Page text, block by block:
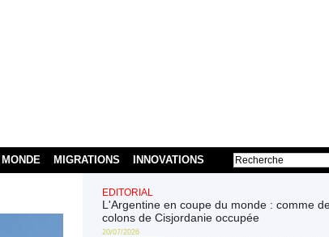
MONDE MIGRATIONS INNOVATIONS
EDITORIAL
L'Argentine en coupe du monde : comme
colons de Cisjordanie occupée
20/07/2026